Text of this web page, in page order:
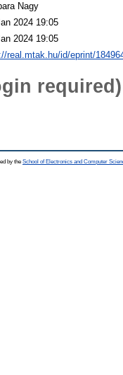
Nagy
2024 19:05
2024 19:05
real.mtak.hu/id/eprint/
required)
by the School of Electronics and Computer